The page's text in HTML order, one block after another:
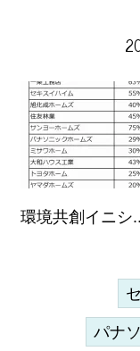
環境共創イニシ
パナ